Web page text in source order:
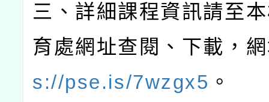
三、詳細課程資訊請至
育處網址查閱、下載，
s://pse.is/7wzgx5 。